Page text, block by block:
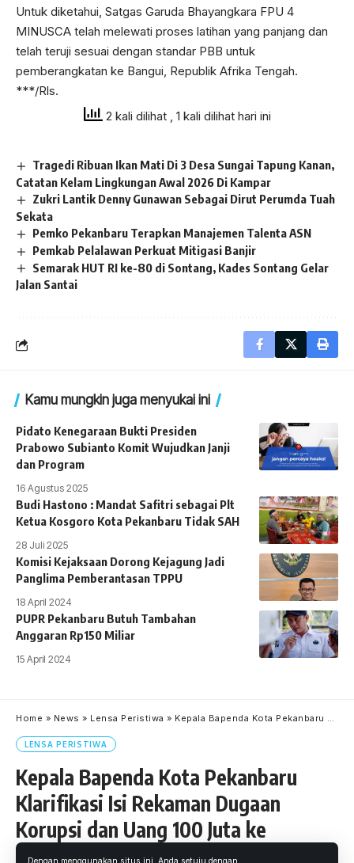
Untuk diketahui, Satgas Garuda Bhayangkara FPU 4
MINUSCA telah melewati proses latihan yang panjang dan
telah teruji sesuai dengan standar PBB untuk
pemberangkatan ke Bangui, Republik Afrika Tengah.
***/Rls.
2 kali dilihat
, 1 kali dilihat hari ini
Tragedi Ribuan Ikan Mati Di 3 Desa Sungai Tapung Kanan,
Catatan Kelam Lingkungan Awal 2026 Di Kampar
Zukri Lantik Denny Gunawan Sebagai Dirut Perumda Tuah
Sekata
Pemko Pekanbaru Terapkan Manajemen Talenta ASN
Pemkab Pelalawan Perkuat Mitigasi Banjir
Semarak HUT RI ke-80 di Sontang, Kades Sontang Gelar
Jalan Santai
Kamu mungkin juga menyukai ini
Pidato Kenegaraan Bukti Presiden
Prabowo Subianto Komit Wujudkan Janji
dan Program
16 Agustus 2025
Budi Hastono : Mandat Safitri sebagai Plt
Ketua Kosgoro Kota Pekanbaru Tidak SAH
28 Juli 2025
Komisi Kejaksaan Dorong Kejagung Jadi
Panglima Pemberantasan TPPU
18 April 2024
PUPR Pekanbaru Butuh Tambahan
Anggaran Rp150 Miliar
15 April 2024
Home » News » Lensa Peristiwa » Kepala Bapenda Kota Pekanbaru Klarifikasi Isi Rekaman Dugaan Korupsi dan Uang 100 Juta ke Wartawan
LENSA PERISTIWA
Kepala Bapenda Kota Pekanbaru
Klarifikasi Isi Rekaman Dugaan
Korupsi dan Uang 100 Juta ke
Wartawan